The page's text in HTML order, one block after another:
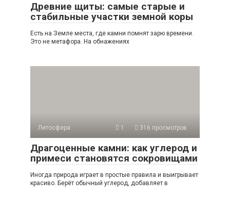
Древние щиты: самые старые и
стабильные участки земной коры
Есть на Земле места, где камни помнят зарю времени.
Это не метафора. На обнажениях
Литосфера 1 316 просмотров
Драгоценные камни: как углерод и
примеси становятся сокровищами
Иногда природа играет в простые правила и выигрывает
красиво. Берёт обычный углерод, добавляет в